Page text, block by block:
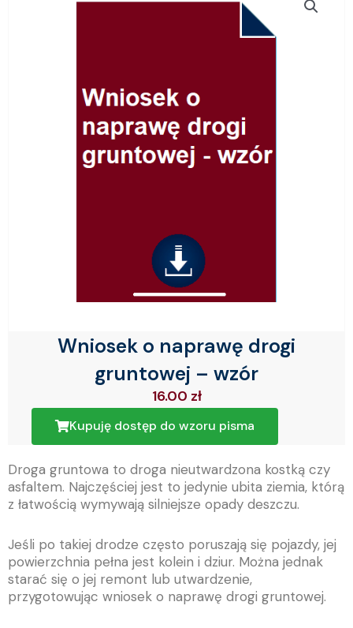
Wniosek o naprawę drogi
gruntowej – wzór
16.00 zł
Kupuję dostęp do wzoru pisma
Droga gruntowa to droga nieutwardzona kostką czy
asfaltem. Najczęściej jest to jedynie ubita ziemia, którą
z łatwością wymywają silniejsze opady deszczu.
Jeśli po takiej drodze często poruszają się pojazdy, jej
powierzchnia pełna jest kolein i dziur. Można jednak
starać się o jej remont lub utwardzenie,
przygotowując wniosek o naprawę drogi gruntowej.